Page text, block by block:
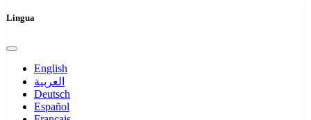
Lingua
English
العربية
Deutsch
Español